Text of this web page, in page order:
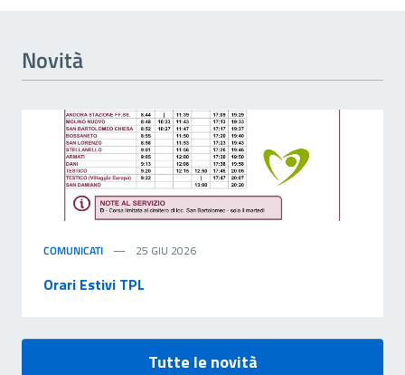
Novità
COMUNICATI 25 GIU 2026
Orari Estivi TPL
Tutte le novità